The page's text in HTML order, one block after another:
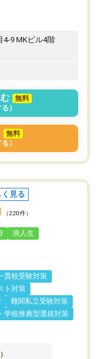
4-9 MKビル4階
無料
）
無料
）
見る
（220件）
浪人生
貫校受験対策
ト対策
難関私立受験対策
学校推薦型選抜対策